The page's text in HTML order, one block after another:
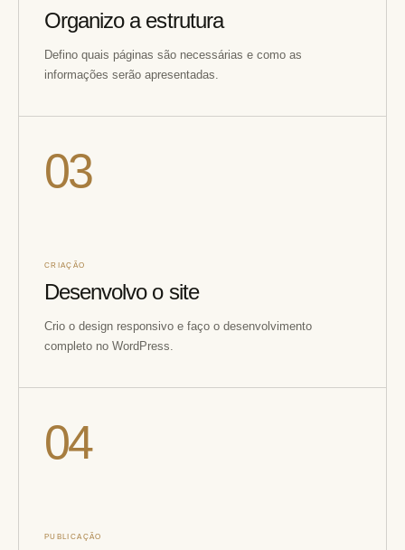
Organizo a estrutura
Defino quais páginas são necessárias e como as
informações serão apresentadas.
03
CRIAÇÃO
Desenvolvo o site
Crio o design responsivo e faço o desenvolvimento
completo no WordPress.
04
PUBLICAÇÃO